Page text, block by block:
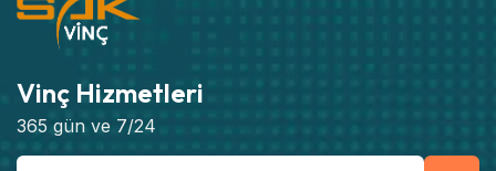
Vinç Hizmetleri
365 gün ve 7/24